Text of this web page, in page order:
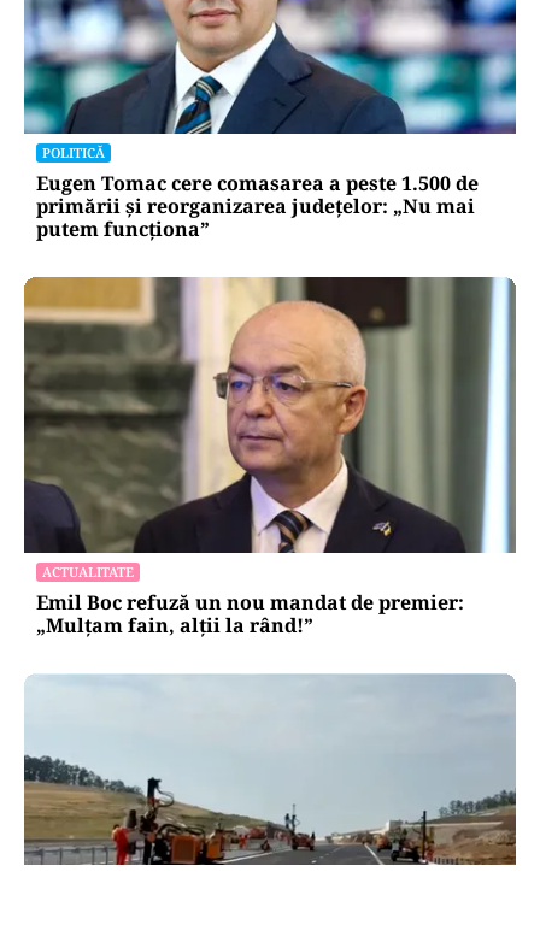
POLITICĂ
Eugen Tomac cere comasarea a peste 1.500 de
primării și reorganizarea județelor: „Nu mai
putem funcționa”
ACTUALITATE
Emil Boc refuză un nou mandat de premier:
„Mulțam fain, alții la rând!”